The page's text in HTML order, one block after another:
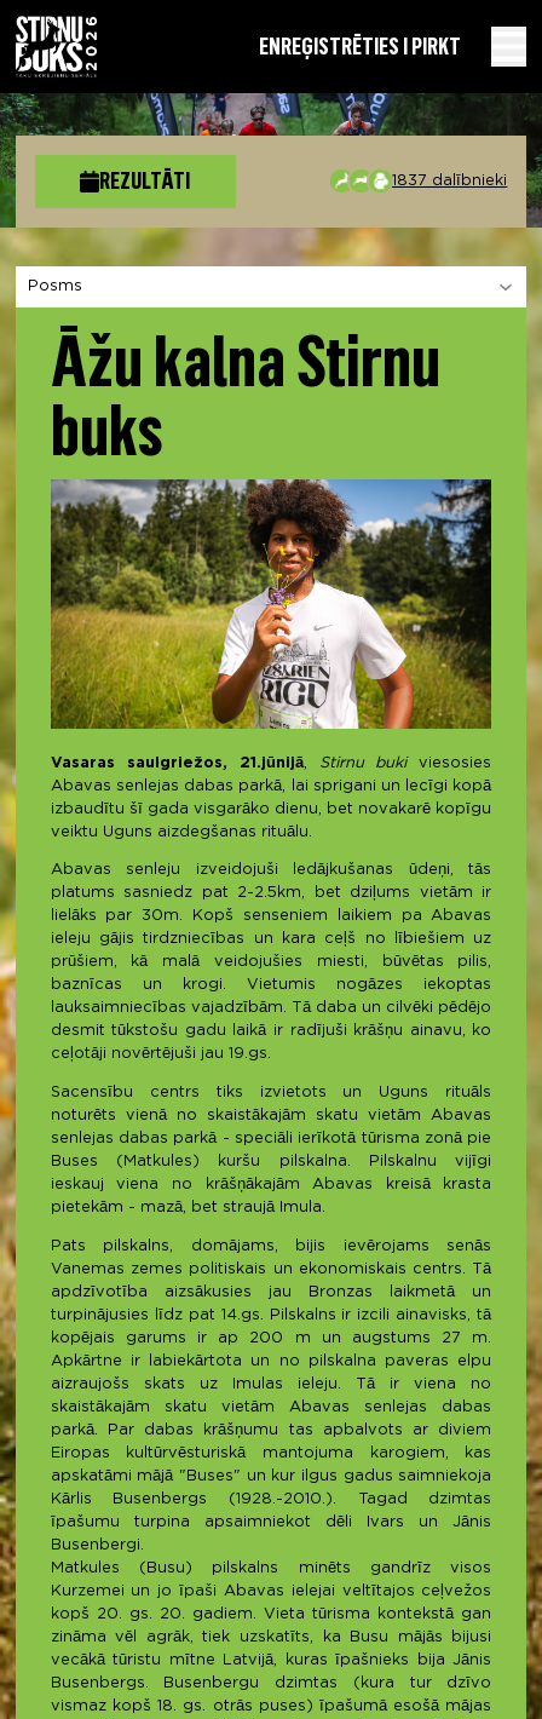
ENREĢISTRĒTIES I PIRKT
REZULTĀTI 1837 dalībnieki
Āžu kalna Stirnu
buks
Vasaras saulgriežos, 21.jūnijā, Stirnu bukiviesosies
Abavas senlejas dabas parkā, lai sprigani un lecīgi kopā
izbaudītu šī gada visgarāko dienu, bet novakarē kopīgu
veiktu Uguns aizdegšanas rituālu.
Abavas senleju izveidojuši ledājkušanas ūdeņi, tās
platums sasniedz pat 2-2.5km, bet dziļums vietām ir
lielāks par 30m. Kopš senseniem laikiem pa Abavas
ieleju gājis tirdzniecības un kara ceļš no lībiešiem uz
prūšiem, kā malā veidojušies miesti, būvētas pilis,
baznīcas un krogi. Vietumis nogāzes iekoptas
lauksaimniecības vajadzībām. Tā daba un cilvēki pēdējo
desmit tūkstošu gadu laikā ir radījuši krāšņu ainavu, ko
ceļotāji novērtējuši jau 19.gs.
Sacensību centrs tiks izvietots un Uguns rituāls
noturēts vienā no skaistākajām skatu vietām Abavas
senlejas dabas parkā - speciāli ierīkotā tūrisma zonā pie
Buses (Matkules) kuršu pilskalna. Pilskalnu vijīgi
ieskauj viena no krāšņākajām Abavas kreisā krasta
pietekām - mazā, bet straujā Imula.
Pats pilskalns, domājams, bijis ievērojams senās
Vanemas zemes politiskais un ekonomiskais centrs. Tā
apdzīvotība aizsākusies jau Bronzas laikmetā un
turpinājusies līdz pat 14.gs. Pilskalns ir izcili ainavisks, tā
kopējais garums ir ap 200 m un augstums 27 m.
Apkārtne ir labiekārtota un no pilskalna paveras elpu
aizraujošs skats uz Imulas ieleju. Tā ir viena no
skaistākajām skatu vietām Abavas senlejas dabas
parkā. Par dabas krāšņumu tas apbalvots ar diviem
Eiropas kultūrvēsturiskā mantojuma karogiem, kas
apskatāmi mājā "Buses" un kur ilgus gadus saimniekoja
Kārlis Busenbergs (1928.-2010.). Tagad dzimtas
īpašumu turpina apsaimniekot dēli Ivars un Jānis
Busenbergi.
Matkules (Busu) pilskalns minēts gandrīz visos
Kurzemei un jo īpaši Abavas ielejai veltītajos ceļvežos
kopš 20. gs. 20. gadiem. Vieta tūrisma kontekstā gan
zināma vēl agrāk, tiek uzskatīts, ka Busu mājās bijusi
vecākā tūristu mītne Latvijā, kuras īpašnieks bija Jānis
Busenbergs. Busenbergu dzimtas (kura tur dzīvo
vismaz kopš 18. gs. otrās puses) īpašumā esošā mājas